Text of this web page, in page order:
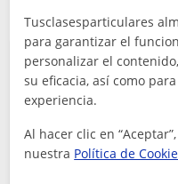
Llevo con Raffaella
2019 hasta el dia de
objetivo es mantener
Jose beitia
Tusclasesparticulares
para garantizar el
personalizar el
su eficacia, así como
experiencia.
Al hacer clic en
nuestra Política de